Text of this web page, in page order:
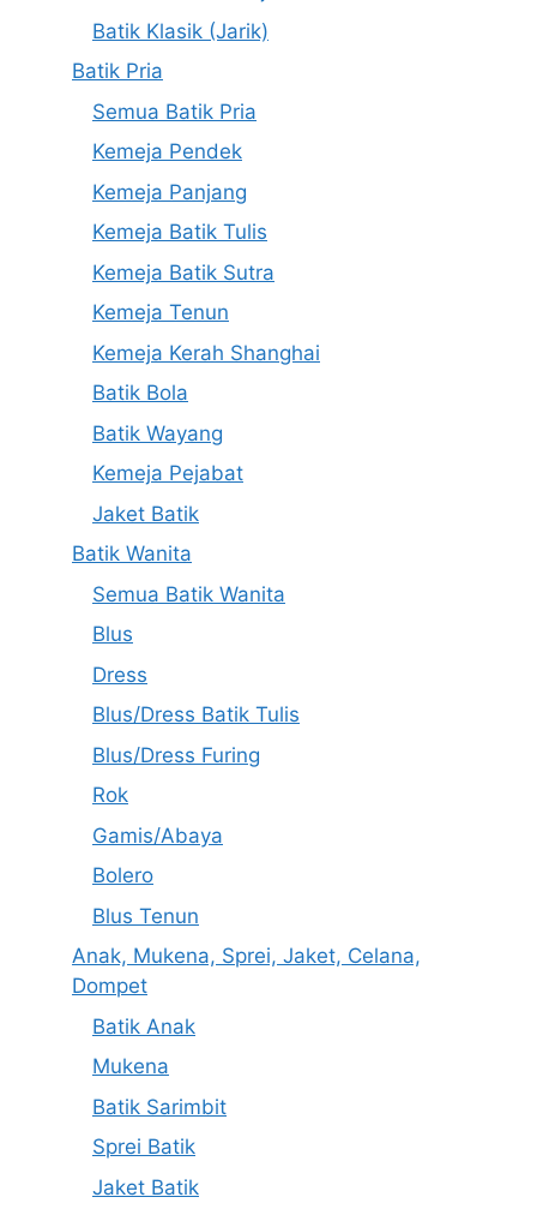
Batik Klasik (Jarik)
Batik Pria
Semua Batik Pria
Kemeja Pendek
Kemeja Panjang
Kemeja Batik Tulis
Kemeja Batik Sutra
Kemeja Tenun
Kemeja Kerah Shanghai
Batik Bola
Batik Wayang
Kemeja Pejabat
Jaket Batik
Batik Wanita
Semua Batik Wanita
Blus
Dress
Blus/Dress Batik Tulis
Blus/Dress Furing
Rok
Gamis/Abaya
Bolero
Blus Tenun
Anak, Mukena, Sprei, Jaket, Celana,
Dompet
Batik Anak
Mukena
Batik Sarimbit
Sprei Batik
Jaket Batik